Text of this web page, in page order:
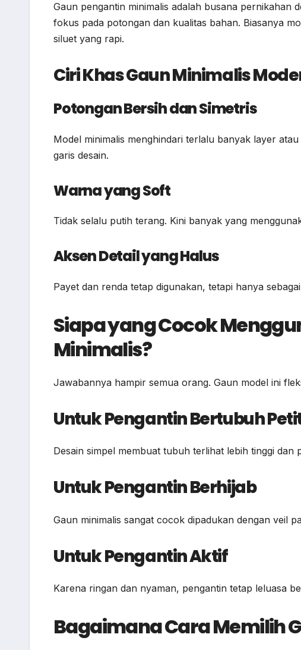
Gaun pengantin minimalis adalah busana pernikahan
fokus pada potongan dan kualitas bahan. Biasanya
siluet yang rapi.
Ciri Khas Gaun Minimalis
Potongan Bersih dan Simetris
Model minimalis menghindari terlalu banyak layer
garis desain.
Warna yang Soft
Tidak selalu putih terang. Kini banyak yang
Aksen Detail yang Halus
Payet dan renda tetap digunakan, tetapi hanya
Siapa yang Cocok
Minimalis?
Jawabannya hampir semua orang. Gaun model ini
Untuk Pengantin Bertubuh
Desain simpel membuat tubuh terlihat lebih tinggi dan
Untuk Pengantin Berhijab
Gaun minimalis sangat cocok dipadukan dengan veil
Untuk Pengantin Aktif
Karena ringan dan nyaman, pengantin tetap leluasa
Bagaimana Cara Memilih